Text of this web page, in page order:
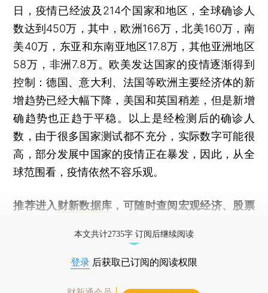
日，疫情已经波及214个国家和地区，全球确诊人
数达到450万，其中，欧洲166万，北美160万，南
美40万，东亚和东南亚地区17.8万，其他亚洲地区
58万，非洲7.8万。欧美发达国家的疫情逐渐得到
控制：德国、意大利、法国等欧洲主要经济体的新
增趋势已经大幅下降，美国和英国稍差，但是新增
确趋势也正趋于平稳。以上是经检测后的确诊人
数，由于很多国家测试都不充分，实际数字可能很
高，部分发展中国家的疫情正在暴发，因此，从全
球范围看，疫情依然不容乐观。
推荐进入 财新数据库 ，可随时查阅宏观经济、股票
本文共计2735字 订阅后继续阅读
登录 后获取已订阅的阅读权限